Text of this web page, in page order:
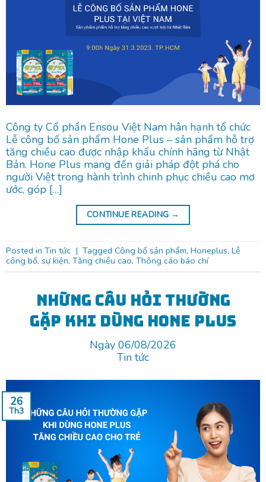
Công ty Cổ phần Ensou Việt Nam hân hạnh tổ chức
Lễ công bố sản phẩm Hone Plus – sản phẩm hỗ trợ
tăng chiều cao được nhập khẩu chính hãng từ Nhật
Bản. Hone Plus mang đến giải pháp đột phá cho
người Việt trong hành trình chinh phục chiều cao mơ
ước, góp […]
CONTINUE READING →
Posted in Tin tức | Tagged Công bố sản phẩm, Honeplus, Lễ
công bố, sự kiện, Tăng chiều cao, Thông cáo báo chí
Những câu hỏi thường
gặp khi dùng Hone Plus
Ngày 06/08/2026
Tin tức
26
Th3